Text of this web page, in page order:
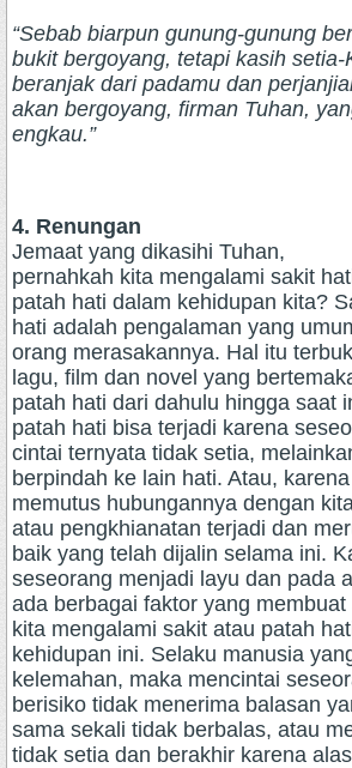
“Sebab biarpun gunung-gunung
bukit bergoyang, tetapi kasih setia-
beranjak dari padamu dan
akan bergoyang, firman Tuhan,
engkau.”
4. Renungan
Jemaat yang dikasihi Tuhan,
pernahkah kita mengalami sakit
patah hati dalam kehidupan kita?
hati adalah pengalaman yang
orang merasakannya. Hal itu
lagu, film dan novel yang
patah hati dari dahulu hingga saat
patah hati bisa terjadi karena
cintai ternyata tidak setia,
berpindah ke lain hati. Atau,
memutus hubungannya dengan
atau pengkhianatan terjadi dan
baik yang telah dijalin selama ini.
seseorang menjadi layu dan pada
ada berbagai faktor yang
kita mengalami sakit atau patah
kehidupan ini. Selaku manusia
kelemahan, maka mencintai
berisiko tidak menerima balasan
sama sekali tidak berbalas, atau
tidak setia dan berakhir karena